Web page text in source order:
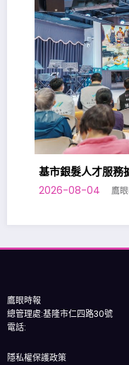
基市銀髮人才服務據點
2026-08-04 鷹眼時報
鷹眼時報
總管理處:基隆市仁四路30號
電話:
隱私權保護政策